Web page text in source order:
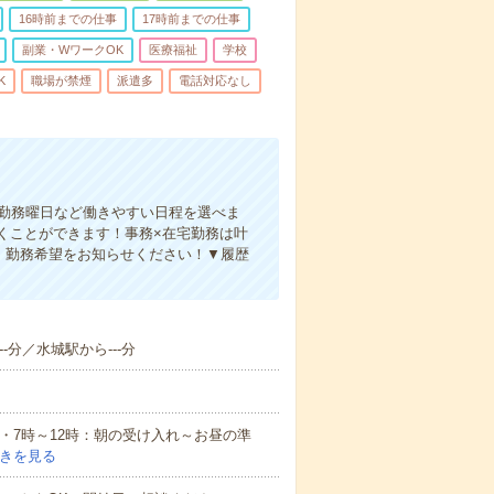
16時前までの仕事 17時前までの仕事
副業・WワークOK 医療福祉 学校
職場が禁煙 派遣多 電話対応なし
務曜日など働きやすい日程を選べま
ことができます！事務×在宅勤務は叶
勤務希望をお知らせください！▼履歴
分／水城駅から---分
7時～12時：朝の受け入れ～お昼の準
を見る